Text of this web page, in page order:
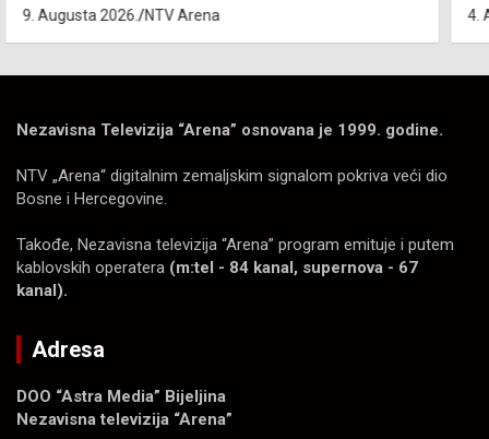
4. Augusta 2026. NTV Arena
Nezavisna Televizija “Arena” osnovana je 1999. godine.
NTV „Arena“ digitalnim zemaljskim signalom pokriva veći dio
Bosne i Hercegovine.
Takođe, Nezavisna televizija “Arena” program emituje i putem
kablovskih operatera (m:tel - 84 kanal, supernova - 67
kanal).
Adresa
DOO “Astra Media” Bijeljina
Nezavisna televizija “Arena”